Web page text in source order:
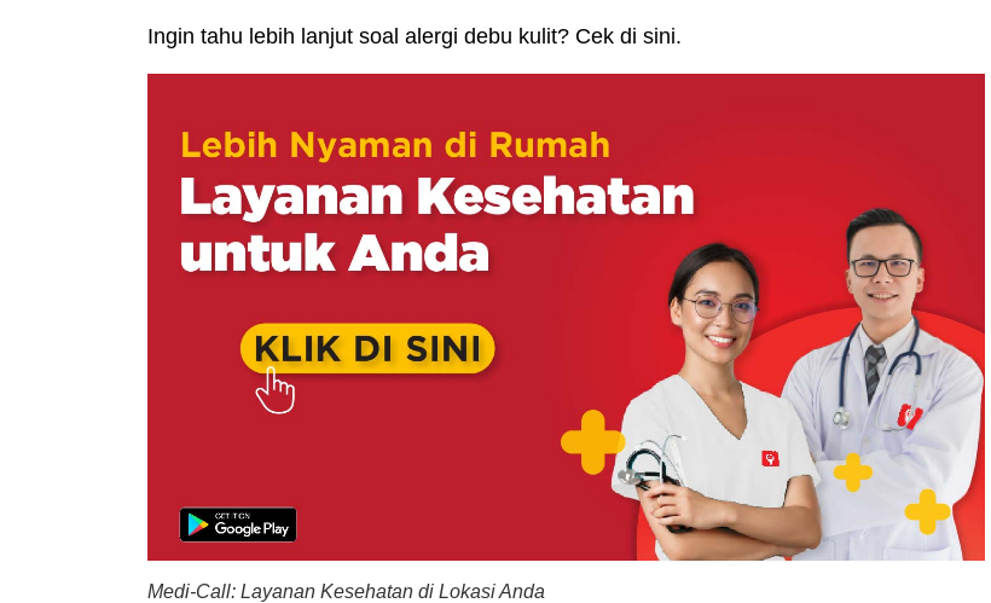
Ingin tahu lebih lanjut soal alergi debu kulit? Cek di sini.
Medi-Call: Layanan Kesehatan di Lokasi Anda